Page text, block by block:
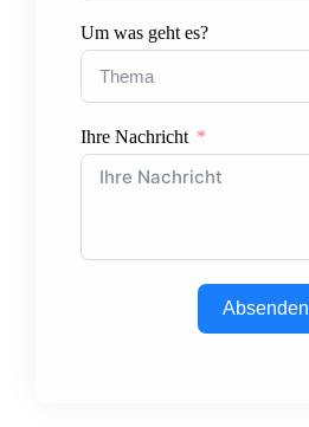
Um was geht es?
Ihre Nachricht
Absenden